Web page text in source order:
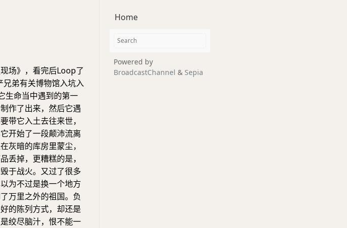
场》，看完后Loop了
兄弟有关博物馆入坑入
生命当中遇到的第一
作了出来，然后它遇
带它入土去往来世，
开始了一段颠沛流离
灰暗的库房里蒙尘，
丢掉，更糟糕的是，
于战火。又过了很多
为不过是换一个地方
万里之外的祖国。负
的陈列方式，却还是
绞尽脑汁，恨不能一
Home
Powered by
BroadcastChannel & Sepia